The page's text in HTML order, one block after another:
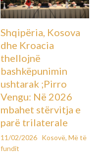
Shqipëria, Kosova
dhe Kroacia
thellojnë
bashkëpunimin
ushtarak ;Pirro
Vengu: Në 2026
mbahet stërvitja e
parë trilaterale
11/02/2026 Kosovë, Më të
fundit